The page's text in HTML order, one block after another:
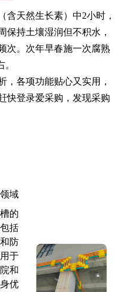
含天然生长素）中2小时，
保持土壤湿润但不积水，
次。次年早春施一次腐熟
，各项功能贴心又实用，
快登录爱采购，发现采购
域
的
括
防
于
和
优